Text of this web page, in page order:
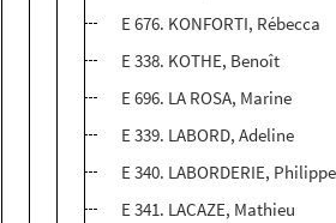
E 676. KONFORTI, Rébecca
E 338. KOTHE, Benoît
E 696. LA ROSA, Marine
E 339. LABORD, Adeline
E 340. LABORDERIE, Philippe
E 341. LACAZE, Mathieu